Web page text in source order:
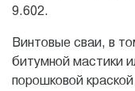
9.602.
Винтовые сваи, в
битумной мастики
порошковой